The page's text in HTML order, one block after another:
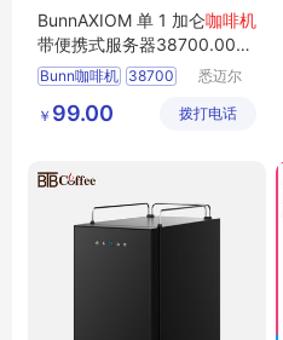
BunnAXIOM 单 1 加仑咖啡机
带便携式服务器38700.004
3 - 120V
Bunn咖啡机 38700
Matic咖啡机
悉迈尔
智能科技
￥ 99.00 拨打电话